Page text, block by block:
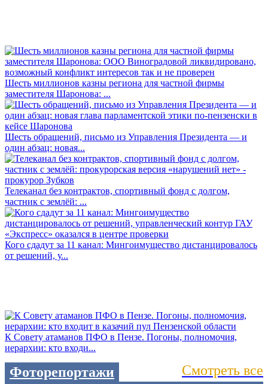
Шесть миллионов казны региона для частной фирмы
заместителя Шаронова: ...
Шесть обращений, письмо из Управления Президента — и
один абзац: новая...
Телеканал без контрактов, спортивный фонд с долгом,
частник с землёй: ...
Кого сдадут за 11 канал: Мингоимущество дистанцировалось
от решений, у...
К Совету атаманов ПФО в Пензе. Погоны, полномочия,
иерархии: кто входи...
Фоторепортажи Смотреть все